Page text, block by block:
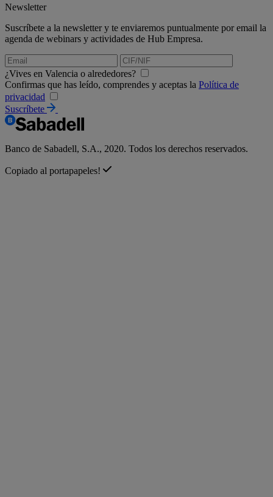
Newsletter
Suscríbete a la newsletter y te enviaremos puntualmente por email la
agenda de webinars y actividades de Hub Empresa.
¿Vives en Valencia o alrededores?
Confirmas que has leído, comprendes y aceptas la Política de
privacidad
Suscríbete
Banco de Sabadell, S.A., 2020. Todos los derechos reservados.
Copiado al portapapeles!